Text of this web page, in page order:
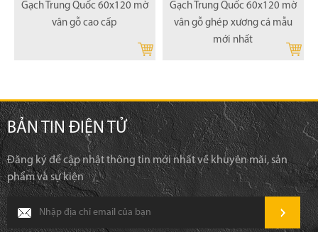
Gạch Trung Quốc 60x120 mờ
vân gỗ cao cấp
Gạch Trung Quốc 60x120 mờ
vân gỗ ghép xương cá mẫu
mới nhất
BẢN TIN ĐIỆN TỬ
Đăng ký để cập nhật thông tin mới nhất về khuyên mãi, sản
phẩm và sự kiện